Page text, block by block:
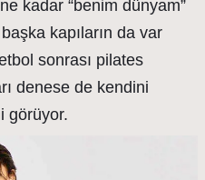
kadar “benim dünyam”
kapıların da var
sonrası pilates
denese de kendini
görüyor.